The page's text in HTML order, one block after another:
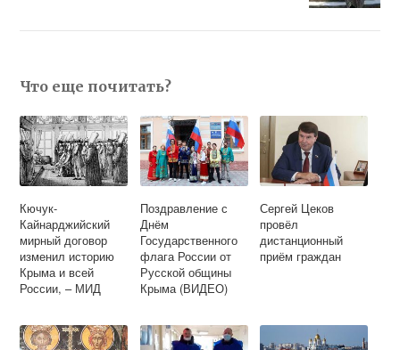
Что еще почитать?
Кючук-
Кайнарджийский
мирный договор
изменил историю
Крыма и всей
России, – МИД
Поздравление с
Днём
Государственного
флага России от
Русской общины
Крыма (ВИДЕО)
Сергей Цеков
провёл
дистанционный
приём граждан